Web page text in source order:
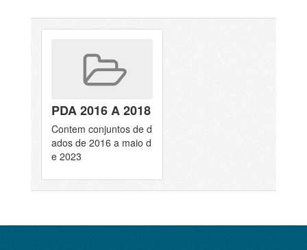
PDA 2016 A 2018
Contem conjuntos de d
ados de 2016 a maio d
e 2023